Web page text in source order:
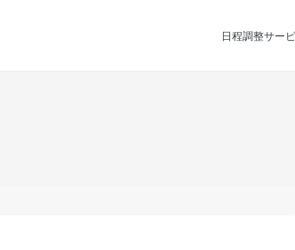
日程調整サー